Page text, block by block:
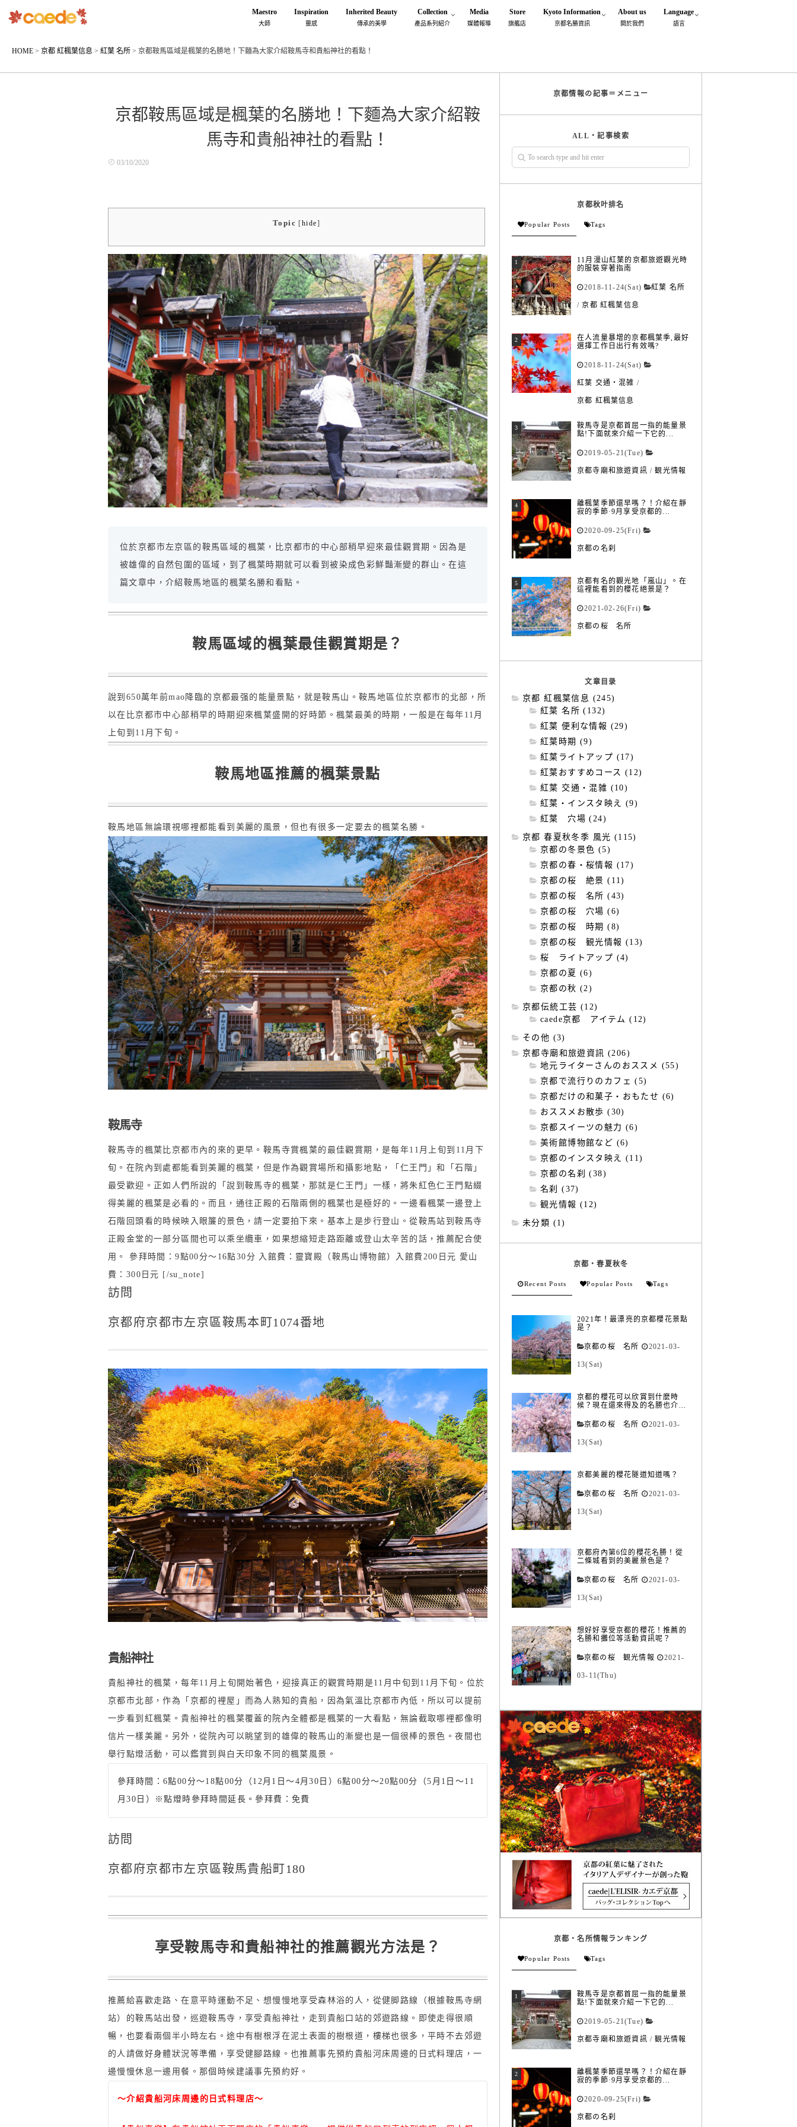
Maestro
大師
Inspiration
靈感
Inherited Beauty
傳承的美學
Collection
產品系列紹介
Media
媒體報導
Store
旗艦店
Kyoto Information
京都名勝資訊
About us
閞於我們
Language
語言
HOME > 京都 紅楓葉信息 > 紅葉 名所 > 京都鞍馬區域是楓葉的名勝地！下麵為大家介紹鞍馬寺和貴船神社的看點！
京都鞍馬區域是楓葉的名勝地！下麵為大家介紹鞍
馬寺和貴船神社的看點！
03/10/2020
Topic [hide]
位於京都市左京區的鞍馬區域的楓葉，比京都市的中心部稍早迎來最佳觀賞期。因為是
被雄偉的自然包圍的區域，到了楓葉時期就可以看到被染成色彩鮮豔漸變的群山。在這
篇文章中，介紹鞍馬地區的楓葉名勝和看點。
鞍馬區域的楓葉最佳觀賞期是？
說到650萬年前mao降臨的京都最强的能量景點，就是鞍馬山。鞍馬地區位於京都市的北部，所
以在比京都市中心部稍早的時期迎來楓葉盛開的好時節。楓葉最美的時期，一般是在每年11月
上旬到11月下旬。
鞍馬地區推薦的楓葉景點
鞍馬地區無論環視哪裡都能看到美麗的風景，但也有很多一定要去的楓葉名勝。
鞍馬寺
鞍馬寺的楓葉比京都市內的來的更早。鞍馬寺賞楓葉的最佳觀賞期，是每年11月上旬到11月下
旬。在院內到處都能看到美麗的楓葉，但是作為觀賞場所和攝影地點，「仁王門」和「石階」
最受歡迎。正如人們所說的「說到鞍馬寺的楓葉，那就是仁王門」一樣，將朱紅色仁王門點綴
得美麗的楓葉是必看的。而且，通往正殿的石階兩側的楓葉也是極好的。一邊看楓葉一邊登上
石階回頭看的時候映入眼簾的景色，請一定要拍下來。基本上是步行登山。從鞍馬站到鞍馬寺
正殿金堂的一部分區間也可以乘坐纜車，如果想縮短走路距離或登山太辛苦的話，推薦配合使
用。 參拜時間：9點00分～16點30分 入館費：靈寶殿（鞍馬山博物館）入館費200日元 愛山
費：300日元 [/su_note]
訪問
京都府京都市左京區鞍馬本町1074番地
貴船神社
貴船神社的楓葉，每年11月上旬開始著色，迎接真正的觀賞時期是11月中旬到11月下旬。位於
京都市北部，作為「京都的裡屋」而為人熟知的貴船，因為氣溫比京都市內低，所以可以提前
一步看到紅楓葉。貴船神社的楓葉覆蓋的院內全體都是楓葉的一大看點，無論截取哪裡都像明
信片一樣美麗。另外，從院內可以眺望到的雄偉的鞍馬山的漸變也是一個很棒的景色。夜間也
舉行點燈活動，可以鑑賞到與白天印象不同的楓葉風景。
參拜時間：6點00分～18點00分（12月1日～4月30日）6點00分～20點00分（5月1日～11
月30日）※點燈時參拜時間延長。參拜費：免費
訪問
京都府京都市左京區鞍馬貴船町180
享受鞍馬寺和貴船神社的推薦觀光方法是？
推薦給喜歡走路、在意平時運動不足、想慢慢地享受森林浴的人，從健脚路線（根據鞍馬寺網
站）的鞍馬站出發，巡遊鞍馬寺，享受貴船神社，走到貴船口站的郊遊路線。即使走得很順
暢，也要看兩個半小時左右。途中有樹根浮在泥土表面的樹根道，樓梯也很多，平時不去郊遊
的人請做好身體狀況等準備，享受健腳路線。也推薦事先預約貴船河床周邊的日式料理店，一
邊慢慢休息一邊用餐。那個時候建議事先預約好。
～介紹貴船河床周邊的日式料理店～
京都情報の記事＝メニュー
ALL・記事検索
京都秋叶排名
Popular Posts Tags
11月漫山紅葉的京都旅遊觀光時
的服裝穿著指南
2018-11-24(Sat) 紅葉 名所
/京都 紅楓葉信息
在人流量暴增的京都楓葉季,最好
選擇工作日出行有效嗎?
2018-11-24(Sat)
紅葉 交通・混雑 /
京都 紅楓葉信息
鞍馬寺是京都首屈一指的能量景
點!下面就來介紹一下它的...
2019-05-21(Tue)
京都寺廟和旅遊資訊 /観光情報
離楓葉季節還早嗎？！介紹在靜
寂的季節·9月享受京都的...
2020-09-25(Fri)
京都の名刹
京都有名的觀光地「嵐山」。在
這裡能看到的櫻花絕景是？
2021-02-26(Fri)
京都の桜 名所
文章目录
京都 紅楓葉信息 (245)
紅葉 名所 (132)
紅葉 便利な情報 (29)
紅葉時期 (9)
紅葉ライトアップ (17)
紅葉おすすめコース (12)
紅葉 交通・混雑 (10)
紅葉・インスタ映え (9)
紅葉 穴場 (24)
京都 春夏秋冬季 風光 (115)
京都の冬景色 (5)
京都の春・桜情報 (17)
京都の桜 絶景 (11)
京都の桜 名所 (43)
京都の桜 穴場 (6)
京都の桜 時期 (8)
京都の桜 観光情報 (13)
桜 ライトアップ (4)
京都の夏 (6)
京都の秋 (2)
京都伝統工芸 (12)
caede京都 アイテム (12)
その他 (3)
京都寺廟和旅遊資訊 (206)
地元ライターさんのおススメ (55)
京都で流行りのカフェ (5)
京都だけの和菓子・おもたせ (6)
おススメお散歩 (30)
京都スイーツの魅力 (6)
美術館博物館など (6)
京都のインスタ映え (11)
京都の名刹 (38)
名刹 (37)
観光情報 (12)
未分類 (1)
京都・春夏秋冬
Recent Posts Popular Posts Tags
2021年！最漂亮的京都櫻花景點
是？
京都の桜 名所 2021-03-
13(Sat)
京都的櫻花可以欣賞到什麼時
候？現在還來得及的名勝也介...
京都の桜 名所 2021-03-
13(Sat)
京都美麗的櫻花隧道知道嗎？
京都の桜 名所 2021-03-
13(Sat)
京都府內第6位的櫻花名勝！從
二條城看到的美麗景色是？
京都の桜 名所 2021-03-
13(Sat)
想好好享受京都的櫻花！推薦的
名勝和攤位等活動資訊呢？
京都の桜 観光情報 2021-
03-11(Thu)
京都・名所情報ランキング
Popular Posts Tags
鞍馬寺是京都首屈一指的能量景
點!下面就來介紹一下它的...
2019-05-21(Tue)
京都寺廟和旅遊資訊 /観光情報
離楓葉季節還早嗎？！介紹在靜
寂的季節·9月享受京都的...
2020-09-25(Fri)
京都の名刹